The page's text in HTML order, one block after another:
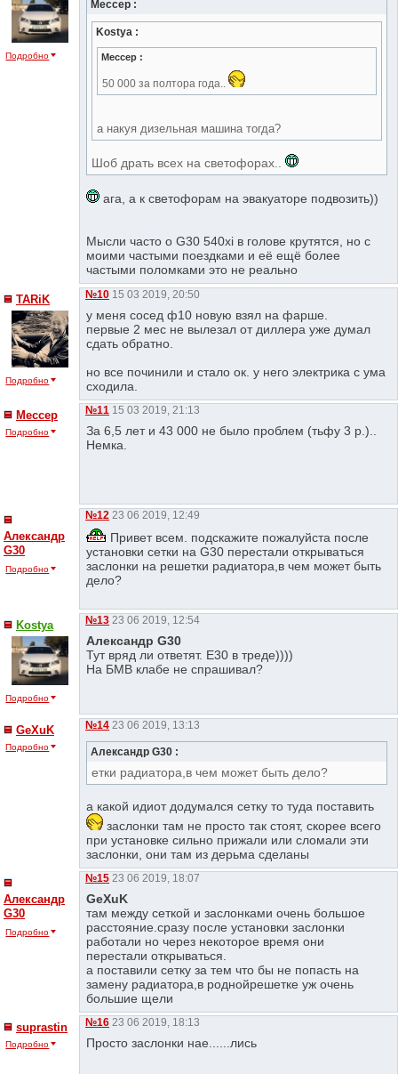
Подробно
Мессер :
Kostya :
Мессер :
50 000 за полтора года..
а накyя дизельная машина тогда?
Шоб драть всех на светофорах..
ага, а к светофорам на эвакуаторе подвозить))
Мысли часто о G30 540xi в голове крутятся, но с
моими частыми поездками и её ещё более
частыми поломками это не реально
TARiK
Подробно
№10 15 03 2019, 20:50
у меня сосед ф10 новую взял на фарше.
первые 2 мес не вылезал от диллера уже думал
сдать обратно.
но все починили и стало ок. у него электрика с ума
сходила.
Мессер
Подробно
№11 15 03 2019, 21:13
За 6,5 лет и 43 000 не было проблем (тьфу 3 р.)..
Немка.
Александр
G30
Подробно
№12 23 06 2019, 12:49
Привет всем. подскажите пожалуйста после
установки сетки на G30 перестали открываться
заслонки на решетки радиатора,в чем может быть
дело?
Kostya
Подробно
№13 23 06 2019, 12:54
Александр G30
Тут вряд ли ответят. Е30 в треде))))
На БМВ клабе не спрашивал?
GeXuK
Подробно
№14 23 06 2019, 13:13
Александр G30 :
етки радиатора,в чем может быть дело?
а какой идиот додумался сетку то туда поставить
заслонки там не просто так стоят, скорее всего
при установке сильно прижали или сломали эти
заслонки, они там из дерьма сделаны
Александр
G30
Подробно
№15 23 06 2019, 18:07
GeXuK
там между сеткой и заслонками очень большое
расстояние.сразу после установки заслонки
работали но через некоторое время они
перестали открываться.
а поставили сетку за тем что бы не попасть на
замену радиатора,в роднойрешетке уж очень
большие щели
suprastin
Подробно
№16 23 06 2019, 18:13
Просто заслонки нае......лись